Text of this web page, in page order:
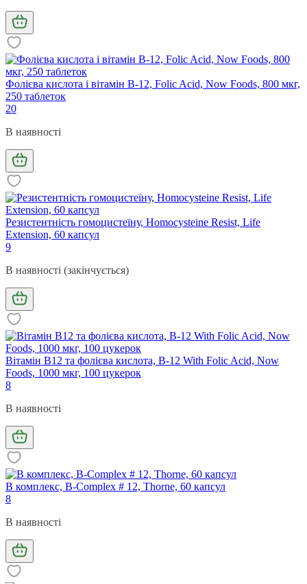
Фолієва кислота і вітамін В-12, Folic Acid, Now Foods, 800 мкг,
250 таблеток
20
В наявності
Резистентність гомоцистеїну, Homocysteine Resist, Life
Extension, 60 капсул
9
В наявності (закінчується)
Вітамін В12 та фолієва кислота, B-12 With Folic Acid, Now
Foods, 1000 мкг, 100 цукерок
8
В наявності
В комплекс, B-Complex # 12, Thorne, 60 капсул
8
В наявності